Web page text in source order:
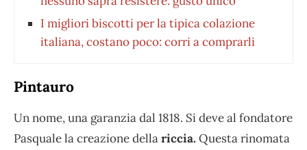
I migliori biscotti per la tipica colazione
italiana, costano poco: corri a comprarli
Pintauro
Un nome, una garanzia dal 1818. Si deve al fondatore
Pasquale la creazione dellariccia. Questa rinomata